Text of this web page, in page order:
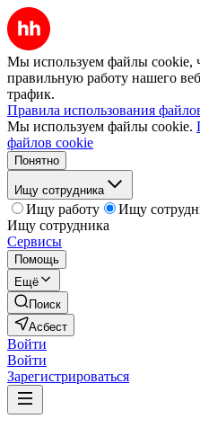
Мы используем файлы cookie,
правильную работу нашего
трафик.
Правила использования
Мы используем файлы cookie.
файлов cookie
Понятно
Ищу сотрудника
Ищу работу
Ищу
Ищу сотрудника
Сервисы
Помощь
Ещё
Поиск
Асбест
Войти
Войти
Зарегистрироваться